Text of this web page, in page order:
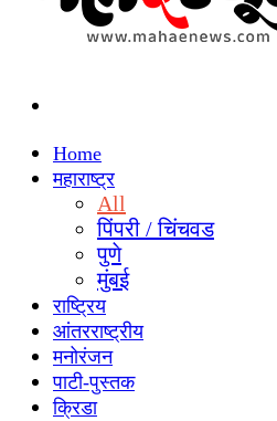
Home
महाराष्ट्र
All
पिंपरी / चिंचवड
पुणे
मुंबई
राष्ट्रिय
आंतरराष्ट्रीय
मनोरंजन
पाटी-पुस्तक
क्रिडा